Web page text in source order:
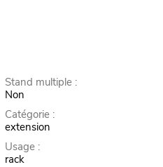
Stand multiple :
Non
Catégorie :
extension
Usage :
rack